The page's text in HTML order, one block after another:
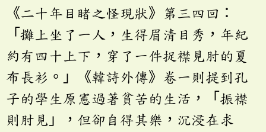
《二十年目睹之怪現狀》第三四回：
「攤上坐了一人，生得眉清目秀，年紀
約有四十上下，穿了一件捉襟見肘的夏
布長衫。」《韓詩外傳》卷一則提到孔
子的學生原憲過著貧苦的生活，「振襟
則肘見」，但卻自得其樂，沉浸在求